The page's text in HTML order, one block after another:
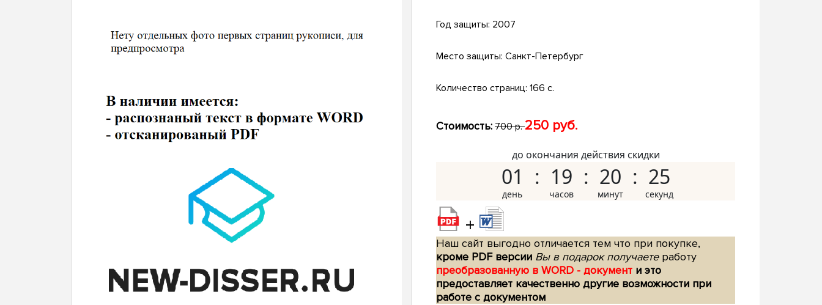
Год защиты: 2007
Место защиты: Санкт-Петербург
Количество страниц: 166 с.
Стоимость: 700 р.250 руб.
до окончания действия скидки
01 19 20 24
+
Наш сайт выгодно отличается тем что при покупке,
кроме PDF версии Вы в подарок получаетеработу
преобразованную в WORD - документ и это
предоставляет качественно другие возможности при
работе с документом